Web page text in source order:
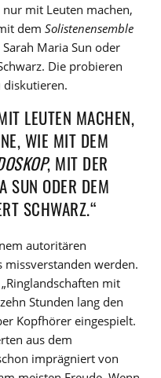
mit Leuten machen,
dem Solistenensemble
Maria Sun oder
Die probieren
diskutieren.
LEUTEN MACHEN,
WIE MIT DEM
, MIT DER
SUN ODER DEM
SCHWARZ.“
autoritären
werden.
mit
Stunden lang den
Kopfhörer eingespielt.
aus dem
imprägniert von